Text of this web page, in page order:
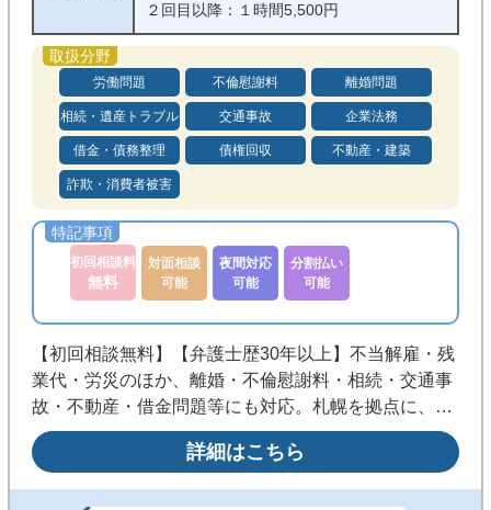
２回目以降：１時間5,500円
労働問題 不倫慰謝料 離婚問題
相続・遺産トラブル 交通事故 企業法務
借金・債務整理 債権回収 不動産・建築
詐欺・消費者被害
初回相談料
無料
対面相談
可能
夜間対応
可能
分割払い
可能
【初回相談無料】【弁護士歴30年以上】不当解雇・残
業代・労災のほか、離婚・不倫慰謝料・相続・交通事
故・不動産・借金問題等にも対応。札幌を拠点に、社
会的に弱い立場の方の権利を守るため、あきらめずに
道を探す二人三脚の姿勢を大切にしています《西11丁
目駅１分》
詳細はこちら